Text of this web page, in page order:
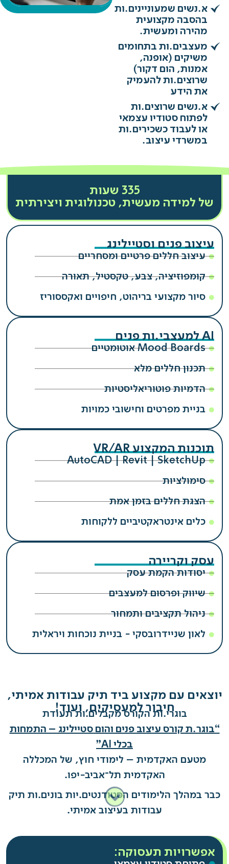
א.נשים שמעוניינים.ות
בהסבה מקצועית
מהירה ומעשית.
מעצבים.ות בתחומים
משיקים (אופנה,
אמנות, הום דקור)
שרוצים.ות להעמיק
את הידע
א.נשים שרוצים.ות
לפתוח סטודיו עצמאי
או לעבוד כשכירים.ות
במשרדי עיצוב.
335 שעות
של למידה מעשית, טכנולוגית ויצירתית
עיצוב פנים וסטיילינג
עיצוב חללים פרטיים ומסחריים
קומפוזיציה, צבע, טקסטיל, תאורה
סיור מקצועי בריהוט, חיפויים ואקססוריז
AI למעצבי.ות פנים
Mood Boards אוטומטיים
תכנון חללים מלא
הדמיות פוטוריאליסטיות
בניית מפרטים וחישובי כמויות
תוכנות המקצוע VR/AR
AutoCAD | Revit | SketchUp
סימולציות
הצגת חללים בזמן אמת
כלים אינטראקטיביים ללקוחות
עסק וקריירה
יסודות הקמת עסק
שיווק ופרסום למעצבים
ניהול תקציבים ותמחור
לאון שניידרובסקי - בניית נוכחות ויראלית
יוצאים עם מקצוע ביד תיק עבודות אמיתי,
חיבור למעסיקים, ועוד!
בוגרי.ות הקורס מקבלים.ות תעודת
“בוגר.ת קורס עיצוב פנים והום סטיילינג – התמחות
בכלי AI”
מטעם האקדמית – לימודי חוץ, של המכללה
האקדמית תל־אביב-יפו.
כבר במהלך הלימודים הסטודנטים.יות בונים.ות תיק
עבודות בעיצוב אמיתי.
אפשרויות תעסוקה: